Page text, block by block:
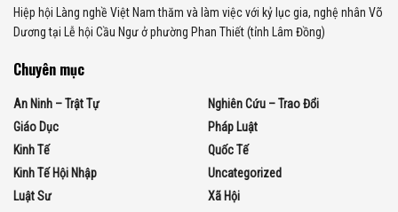
Hiệp hội Làng nghề Việt Nam thăm và làm việc với kỷ lục gia, nghệ nhân Võ
Dương tại Lễ hội Cầu Ngư ở phường Phan Thiết (tỉnh Lâm Đồng)
Chuyên mục
An Ninh – Trật Tự
Giáo Dục
Kinh Tế
Kinh Tế Hội Nhập
Luật Sư
Nghiên Cứu – Trao Đổi
Pháp Luật
Quốc Tế
Uncategorized
Xã Hội